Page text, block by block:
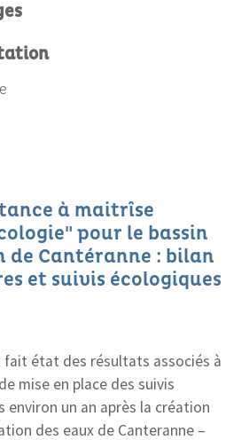
à maitrîse
pour le bassin
de Cantéranne : bilan
et suivis écologiques
fait état des résultats associés à
mise en place des suivis
environ un an après la création
des eaux de Canteranne –